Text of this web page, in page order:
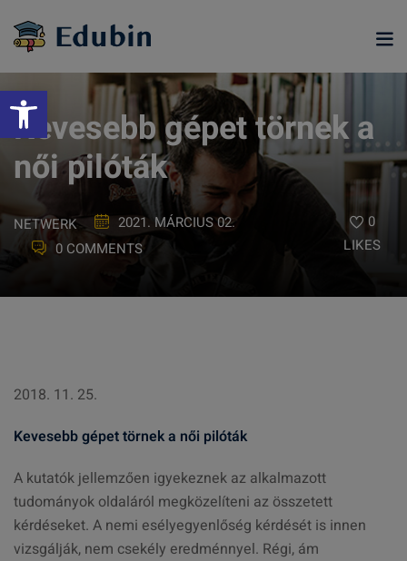
Eszköztár megnyitása
content
Kevesebb gépet törnek a
női pilóták
NETWERK
2021. MÁRCIUS 02.
0 COMMENTS
0
LIKES
2018. 11. 25.
Kevesebb gépet törnek a női pilóták
A kutatók jellemzően igyekeznek az alkalmazott
tudományok oldaláról megközelíteni az összetett
kérdéseket. A nemi esélyegyenlőség kérdését is innen
vizsgálják, nem csekély eredménnyel. Régi, ám